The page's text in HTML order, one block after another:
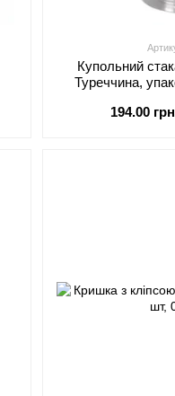
Купольний
Туреччина,
194.00